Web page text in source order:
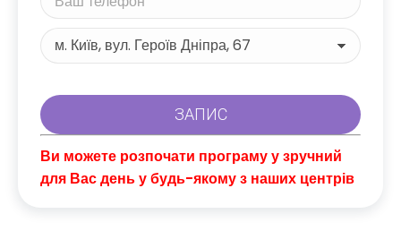
Ви можете розпочати програму у зручний
для Вас день у будь-якому з наших центрів